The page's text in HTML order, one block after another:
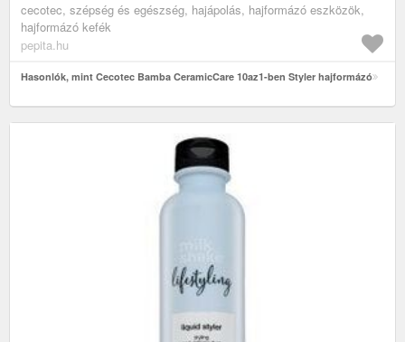
cecotec, szépség és egészség, hajápolás, hajformázó eszközök,
hajformázó kefék
pepita.hu
Hasonlók, mint Cecotec Bamba CeramicCare 10az1-ben Styler hajformázó